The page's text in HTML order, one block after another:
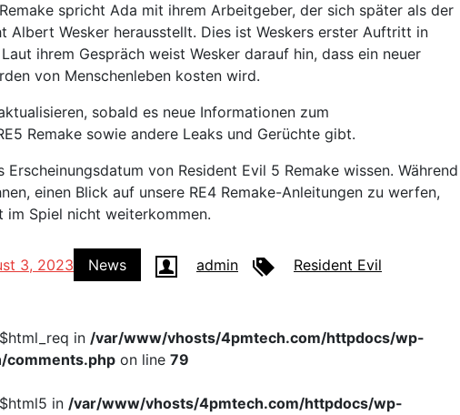
spricht Ada mit ihrem Arbeitgeber, der sich später als der
Albert Wesker herausstellt. Dies ist Weskers erster Auftritt in
ihrem Gespräch weist Wesker darauf hin, dass ein neuer
von Menschenleben kosten wird.
sobald es neue Informationen zum
Remake sowie andere Leaks und Gerüchte gibt.
von Resident Evil 5 Remake wissen. Während
einen Blick auf unsere RE4 Remake-Anleitungen zu werfen,
im Spiel nicht weiterkommen.
3, 2023 News admin Resident Evil
in /var/www/vhosts/4pmtech.com/httpdocs/wp-
on line 79
in /var/www/vhosts/4pmtech.com/httpdocs/wp-